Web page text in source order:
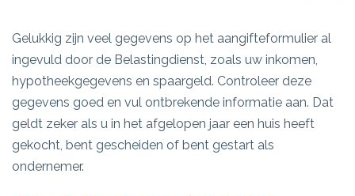
Gelukkig zijn veel gegevens op het aangifteformulier al
ingevuld door de Belastingdienst, zoals uw inkomen,
hypotheekgegevens en spaargeld. Controleer deze
gegevens goed en vul ontbrekende informatie aan. Dat
geldt zeker als u in het afgelopen jaar een huis heeft
gekocht, bent gescheiden of bent gestart als
ondernemer.